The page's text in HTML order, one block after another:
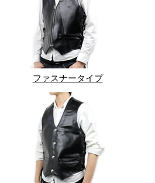
ファスナータイプ